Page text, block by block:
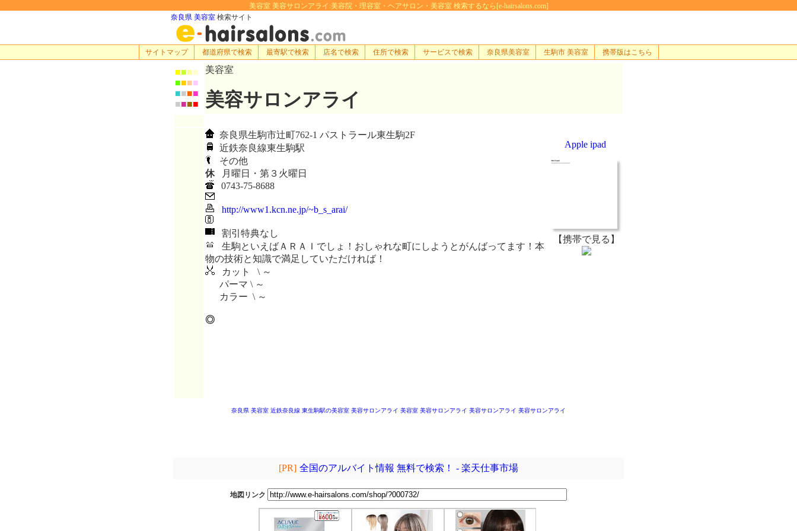
美容室 美容サロンアライ:美容院・理容室・ヘアサロン・美容室 検索するなら[e-hairsalons.com]
奈良県 美容室 検索サイト
サイトマップ 都道府県で検索 最寄駅で検索 店名で検索 住所で検索 サービスで検索 奈良県美容室 生駒市 美容室 携帯版はこちら
■■■■
■■■■
■■■■
■■■■
美容室
美容サロンアライ
奈良県生駒市辻町762-1 パストラール東生駒2F
近鉄奈良線東生駒駅
その他
休月曜日・第３火曜日
0743-75-8688
http://www1.kcn.ne.jp/~b_s_arai/
割引特典なし
生駒といえばＡＲＡＩでしょ！おしゃれな町にしようとがんばってます！本
物の技術と知識で満足していただければ！
カット \ ～
パーマ \ ～
カラー \ ～
◎
Apple ipad
【携帯で見る】
奈良県 美容室 近鉄奈良線 東生駒駅の美容室 美容サロンアライ 美容室 美容サロンアライ 美容サロンアライ 美容サロンアライ
[PR] 全国のアルバイト情報 無料で検索！ - 楽天仕事市場
地図リンク